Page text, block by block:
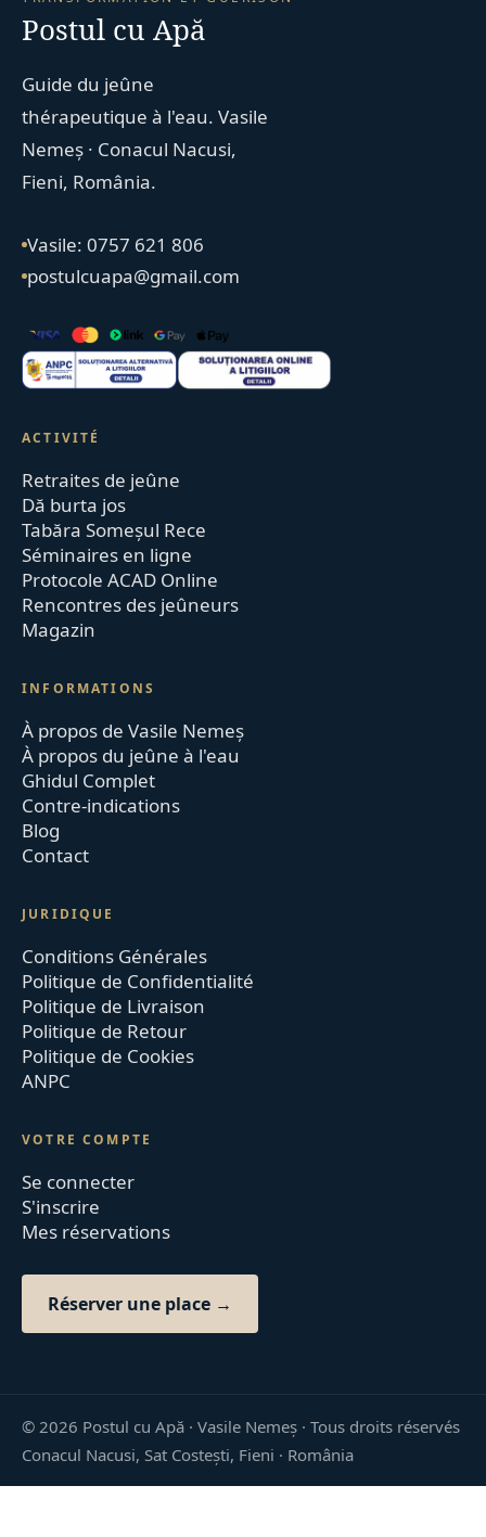
Postul cu Apă
Guide du jeûne
thérapeutique à l'eau. Vasile
Nemeș · Conacul Nacusi,
Fieni, România.
Vasile: 0757 621 806
postulcuapa@gmail.com
ACTIVITÉ
Retraites de jeûne
Dă burta jos
Tabăra Someșul Rece
Séminaires en ligne
Protocole ACAD Online
Rencontres des jeûneurs
Magazin
INFORMATIONS
À propos de Vasile Nemeș
À propos du jeûne à l'eau
Ghidul Complet
Contre-indications
Blog
Contact
JURIDIQUE
Conditions Générales
Politique de Confidentialité
Politique de Livraison
Politique de Retour
Politique de Cookies
ANPC
VOTRE COMPTE
Se connecter
S'inscrire
Mes réservations
Réserver une place →
©2026 Postul cu Apă · Vasile Nemeș ·Tous droits réservés
Conacul Nacusi, Sat Costești, Fieni · România